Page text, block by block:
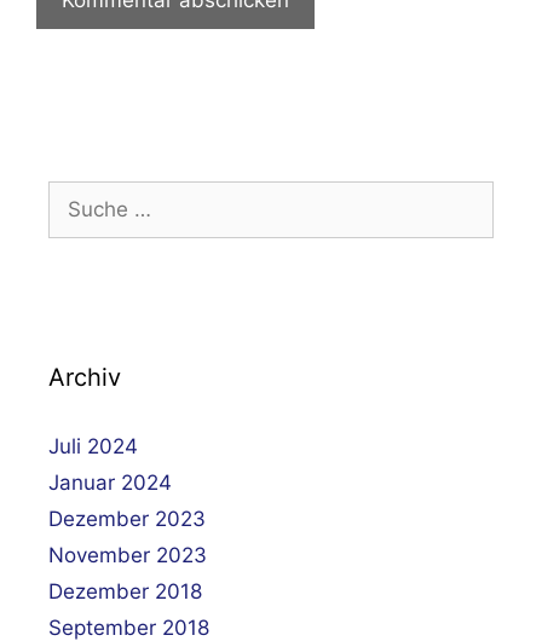
nach:
Archiv
Juli 2024
Januar 2024
Dezember 2023
November 2023
Dezember 2018
September 2018